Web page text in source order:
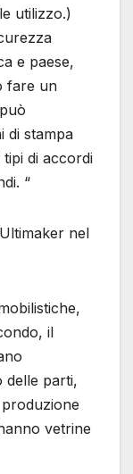
utilizzo.)
e paese,
fare un
di stampa
di accordi
“
nel
il
delle parti,
vetrine